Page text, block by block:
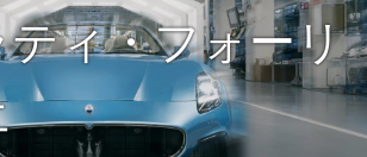
ィ・フォーリ